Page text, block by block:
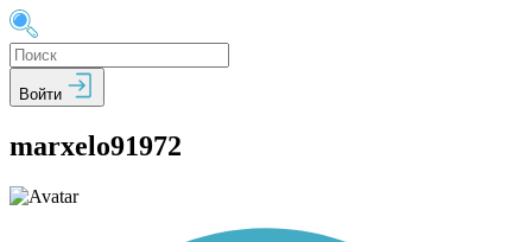
Войти
marxelo91972